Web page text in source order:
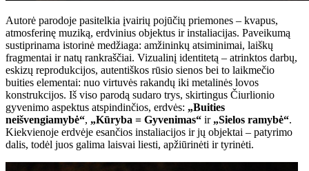
Autorė parodoje pasitelkia įvairių pojūčių priemones – kvapus,
atmosferinę muziką, erdvinius objektus ir instaliacijas. Paveikumą
sustiprinama istorinė medžiaga: amžininkų atsiminimai, laiškų
fragmentai ir natų rankraščiai. Vizualinį identitetą – atrinktos darbų,
eskizų reprodukcijos, autentiškos rūsio sienos bei to laikmečio
buities elementai: nuo virtuvės rakandų iki metalinės lovos
konstrukcijos. Iš viso parodą sudaro trys, skirtingus Čiurlionio
gyvenimo aspektus atspindinčios, erdvės: „Buities
neišvengiamybė“, „Kūryba = Gyvenimas“ ir „Sielos ramybė“.
Kiekvienoje erdvėje esančios instaliacijos ir jų objektai – patyrimo
dalis, todėl juos galima laisvai liesti, apžiūrinėti ir tyrinėti.